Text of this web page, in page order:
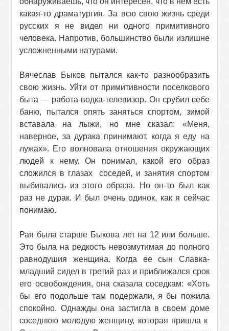
какая-то драматургия. За всю свою жизнь среди
русских я не видел ни одного примитивного
человека. Напротив, большинство были излишне
усложненными натурами.
Вячеслав Быков пытался как-то разнообразить
свою жизнь. Уйти от примитивности поселкового
быта — работа-водка-телевизор. Он срубил себе
баню, пытался опять заняться спортом, зимой
вставала на лыжи, но мне сказал: «Меня,
наверное, за дурака принимают, когда я еду на
лужах». Его волновала отношения окружающих
людей к нему. Он понимал, какой его образ
сложился в глазах
соседей, и занятия спортом
выбивались из этого образа. Но он-то был как
раз не дурак. И был очень одинок, как я сейчас
понимаю.
Рая была старше Быкова лет на 12 или больше.
Это была на редкость невозмутимая до полного
равнодушия женщина. Когда ее сын Славка-
младший сидел в третий раз и приближался срок
его освобождения, она сказала соседкам: «Хоть
бы его подольше там подержали, я бы пожила
спокойно. Однажды она застигла в своем доме
соседнюю молодую женщину, которая пришла к